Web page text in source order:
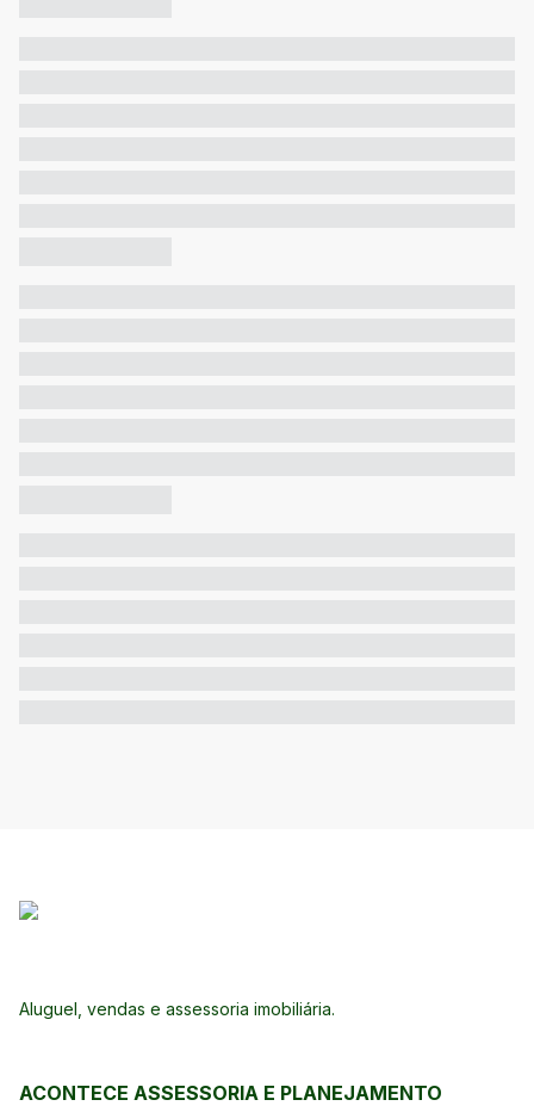
Aluguel, vendas e assessoria imobiliária.
ACONTECE ASSESSORIA E PLANEJAMENTO